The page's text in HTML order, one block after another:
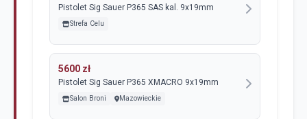
Pistolet Sig Sauer P365 SAS kal. 9x19mm
Strefa Celu
5600 zł
Pistolet Sig Sauer P365 XMACRO 9x19mm
Salon Broni Mazowieckie